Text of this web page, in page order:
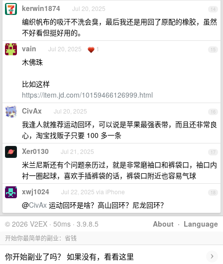
14
kerwin1874 Jul 20, 2025
编织帆布的吸汗不洗会臭，最后我还是用回了原配的橡胶，虽然
不好看但挺好用的。
15
vain Jul 20, 2025 1
木佛珠
比如这样
https://item.jd.com/10159466126999.html
16
CivAx Jul 20, 2025
我逢人就推荐运动回环，可以说是苹果最强表带，而且还非常良
心，淘宝找贩子只要 100 多一条
17
Xer0130 Jul 21, 2025
米兰尼斯还有个问题亲历过，就是非常磨袖口和裤袋口，袖口内
衬一圈起球，喜欢手插裤袋的话，裤袋口附近也容易气球
18
xwj1024 Jul 22, 2025 via iPhone
@CivAx 运动回环是啥？高山回环？尼龙回环？
About · Language
© 2026 V2EX · 50ms · 3.9.8.5
开始你最简单的副业：省钱
你开始副业了吗？ 如果没有，看看这里 ›